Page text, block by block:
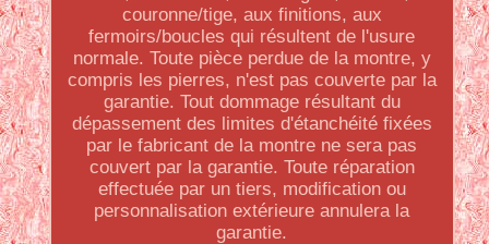
couronne/tige, aux finitions, aux
fermoirs/boucles qui résultent de l'usure
normale. Toute pièce perdue de la montre, y
compris les pierres, n'est pas couverte par la
garantie. Tout dommage résultant du
dépassement des limites d'étanchéité fixées
par le fabricant de la montre ne sera pas
couvert par la garantie. Toute réparation
effectuée par un tiers, modification ou
personnalisation extérieure annulera la
garantie.